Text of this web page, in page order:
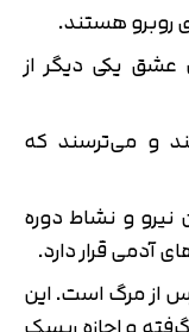
روبرو هستند.
یکی دیگر از
و می‌ترسند که
و نشاط دوره
آدمی قرار دارد.
از مرگ است. این